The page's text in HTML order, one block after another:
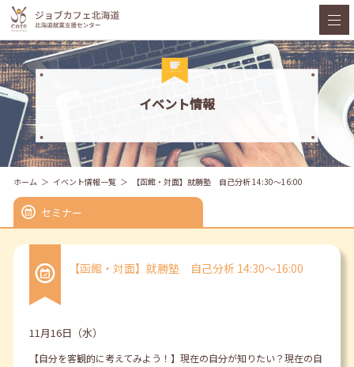
イベント情報
ホーム イベント情報一覧 【函館・対面】就勝塾 自己分析 14:30～16:00
セミナー
【函館・対面】就勝塾 自己分析 14:30～16:00
11月16日（水）
【自分を客観的に考えてみよう！】現在の自分が知りたい？現在の自